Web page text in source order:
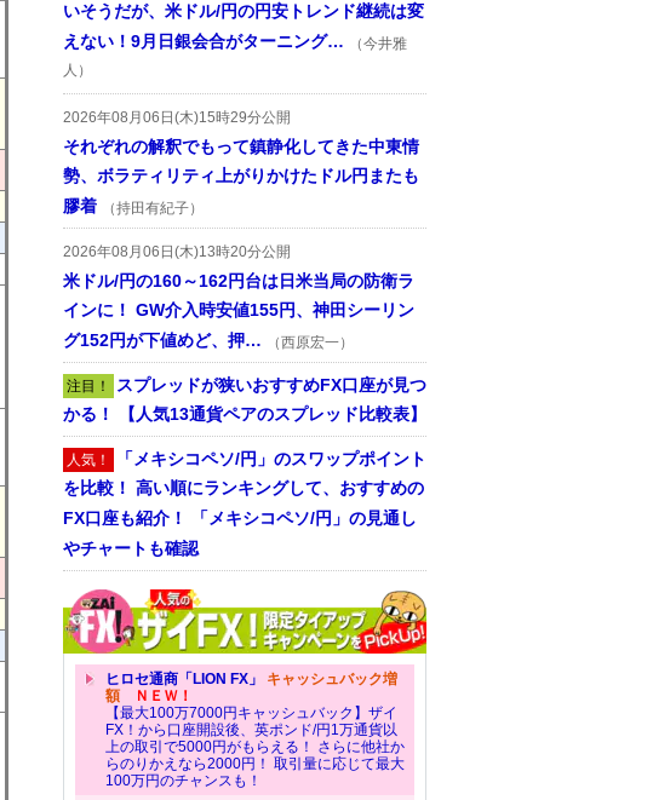
いそうだが、米ドル/円の円安トレンド継続は変
えない！9月日銀会合がターニング…
（今井雅
人）
2026年08月06日(木)15時29分公開
それぞれの解釈でもって鎮静化してきた中東情
勢、ボラティリティ上がりかけたドル円またも
膠着
（持田有紀子）
2026年08月06日(木)13時20分公開
米ドル/円の160～162円台は日米当局の防衛ラ
インに！ GW介入時安値155円、神田シーリン
グ152円が下値めど、押…
（西原宏一）
注目！ スプレッドが狭いおすすめFX口座が見つ
かる！ 【人気13通貨ペアのスプレッド比較表】
人気！ 「メキシコペソ/円」のスワップポイント
を比較！ 高い順にランキングして、おすすめの
FX口座も紹介！ 「メキシコペソ/円」の見通し
やチャートも確認
ヒロセ通商「LION FX」 キャッシュバック増
額ＮＥＷ！
【最大100万7000円キャッシュバック】ザイ
FX！から口座開設後、英ポンド/円1万通貨以
上の取引で5000円がもらえる！ さらに他社か
らのりかえなら2000円！ 取引量に応じて最大
100万円のチャンスも！